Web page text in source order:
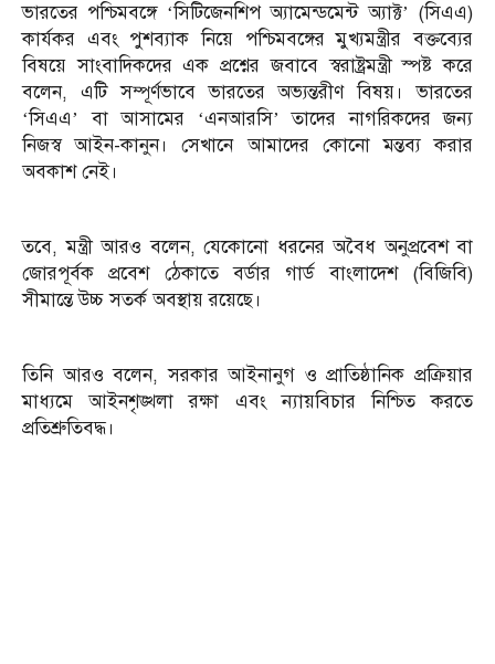
ভারতের পশ্চিমবঙ্গে ‘সিটিজেনশিপ অ্যামেন্ডমেন্ট অ্যাক্ট’ (সিএএ)
কার্যকর এবং পুশব্যাক নিয়ে পশ্চিমবঙ্গের মুখ্যমন্ত্রীর বক্তব্যের
বিষয়ে সাংবাদিকদের এক প্রশ্নের জবাবে স্বরাষ্ট্রমন্ত্রী স্পষ্ট করে
বলেন, এটি সম্পূর্ণভাবে ভারতের অভ্যন্তরীণ বিষয়। ভারতের
‘সিএএ’ বা আসামের ‘এনআরসি’ তাদের নাগরিকদের জন্য
নিজস্ব আইন-কানুন। সেখানে আমাদের কোনো মন্তব্য করার
অবকাশ নেই।
তবে, মন্ত্রী আরও বলেন, যেকোনো ধরনের অবৈধ অনুপ্রবেশ বা
জোরপূর্বক প্রবেশ ঠেকাতে বর্ডার গার্ড বাংলাদেশ (বিজিবি)
সীমান্তে উচ্চ সতর্ক অবস্থায় রয়েছে।
তিনি আরও বলেন, সরকার আইনানুগ ও প্রাতিষ্ঠানিক প্রক্রিয়ার
মাধ্যমে আইনশৃঙ্খলা রক্ষা এবং ন্যায়বিচার নিশ্চিত করতে
প্রতিশ্রুতিবদ্ধ।